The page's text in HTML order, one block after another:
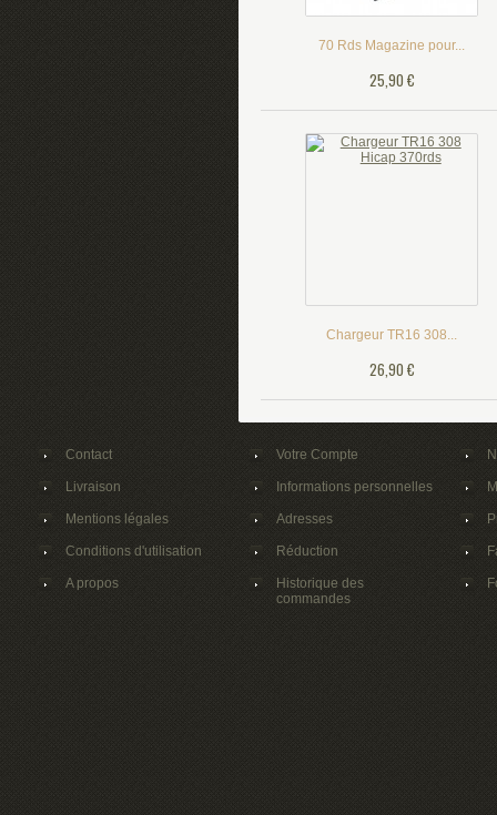
70 Rds Magazine pour...
25,90 €
Chargeur TR16 308...
26,90 €
Contact
Livraison
Mentions légales
Conditions d'utilisation
A propos
Votre Compte
Informations personnelles
Adresses
Réduction
Historique des
commandes